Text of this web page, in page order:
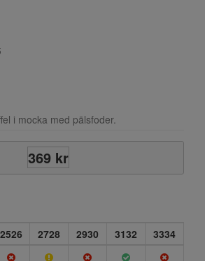
i mocka med pälsfoder.
369 kr
2526 2728 2930 3132
3334